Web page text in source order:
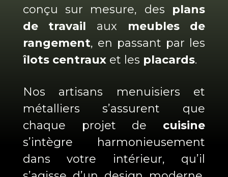
conçu sur mesure, des plans
de travail aux meubles de
rangement, en passant par les
îlots centrauxet les placards.
Nos artisans menuisiers et
métalliers s’assurent que
chaque projet de cuisine
s’intègre harmonieusement
dans votre intérieur, qu’il